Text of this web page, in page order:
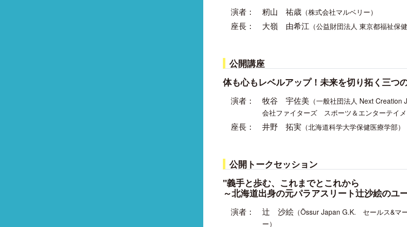
演者： 籾山 祐歳 （株式会社マルベリー）
座長： 大嶺 由希江 （公益財団法人 東京都福祉保
公開講座
体も心もレベルアップ！未来を切り拓く三つ
演者： 牧谷 宇佐美 （一般社団法人 Next
会社ファイターズ スポーツ＆エンターテイメ
座長： 井野 拓実 （北海道科学大学保健医療学部）
公開トークセッション
"義手と歩む、これまでとこれから
～北海道出身の元パラアスリート辻沙絵のユ
演者： 辻 沙絵 （Össur Japan G.K. セールス&マ
ー）